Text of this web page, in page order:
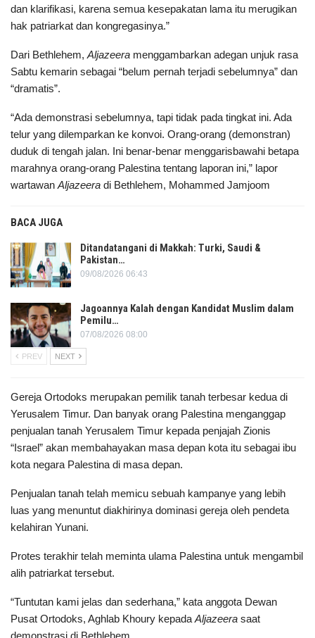
dan klarifikasi, karena semua kesepakatan lama itu merugikan
hak patriarkat dan kongregasinya.”
Dari Bethlehem, Aljazeera menggambarkan adegan unjuk rasa
Sabtu kemarin sebagai “belum pernah terjadi sebelumnya” dan
“dramatis”.
“Ada demonstrasi sebelumnya, tapi tidak pada tingkat ini. Ada
telur yang dilemparkan ke konvoi. Orang-orang (demonstran)
duduk di tengah jalan. Ini benar-benar menggarisbawahi betapa
marahnya orang-orang Palestina tentang laporan ini,” lapor
wartawan Aljazeera di Bethlehem, Mohammed Jamjoom
BACA JUGA
Ditandatangani di Makkah: Turki, Saudi &
Pakistan…
09/08/2026 06:43
Jagoannya Kalah dengan Kandidat Muslim dalam
Pemilu…
07/08/2026 08:00
PREV NEXT
Gereja Ortodoks merupakan pemilik tanah terbesar kedua di
Yerusalem Timur. Dan banyak orang Palestina menganggap
penjualan tanah Yerusalem Timur kepada penjajah Zionis
“Israel” akan membahayakan masa depan kota itu sebagai ibu
kota negara Palestina di masa depan.
Penjualan tanah telah memicu sebuah kampanye yang lebih
luas yang menuntut diakhirinya dominasi gereja oleh pendeta
kelahiran Yunani.
Protes terakhir telah meminta ulama Palestina untuk mengambil
alih patriarkat tersebut.
“Tuntutan kami jelas dan sederhana,” kata anggota Dewan
Pusat Ortodoks, Aghlab Khoury kepada Aljazeera saat